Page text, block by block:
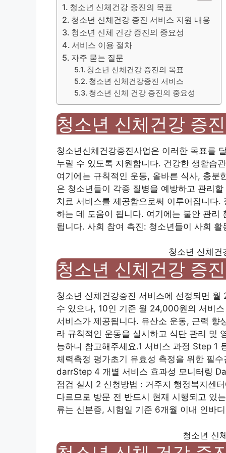
청소년 신체건강 증진의 목표
청소년 신체건강 증진 서비스 지원 내용
청소년 신체 건강 증진의 중요성
서비스 이용 절차
자주 묻는 질문
청소년 신체건강 증진의 목표
청소년 신체건강증진 서비스
청소년 신체 건강 증진의 중요성
청소년 신체건강 증
청소년신체건강증진사업은 이러한 목표를
누릴 수 있도록 지원합니다. 건강한 생활습
여기에는 규칙적인 운동, 올바른 식사, 충분
은 청소년들이 각종 질병을 예방하고 관리
치료 서비스를 제공함으로써 이루어집니다
하는 데 도움이 됩니다. 여기에는 불안 관리
됩니다. 사회 참여 촉진: 청소년들이 사회
청소년 신체건
청소년 신체건강 증
청소년 신체건강증진 서비스에 선정되면
수 있으나, 10인 기준 월 24,000원의 서비
서비스가 제공됩니다. 유산소 운동, 근력
라 규칙적인 운동을 실시하고 식단 관리 및
능하니 참고해주세요.1 서비스 과정 Step 1
체력측정 평가초기 유효성 측정을 위한 필
darrStep 4 개별 서비스 효과성 모니터링
점검 실시 2 신청방법 : 거주지 행정복지센
다르므로 방문 전 반드시 현재 시행되고 있
류는 신분증, 시험일 기준 6개월 이내 인바
청소년 신